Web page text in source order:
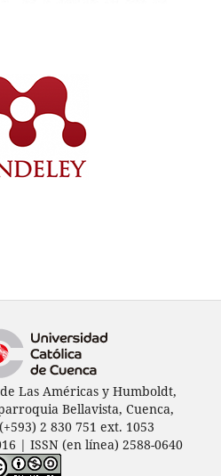
Las Américas y Humboldt,
Bellavista, Cuenca,
2 830 751 ext. 1053
| ISSN (en línea) 2588-0640